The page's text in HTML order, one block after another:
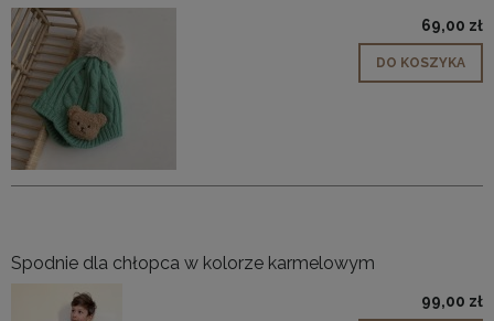
69,00 zł
DO KOSZYKA
Spodnie dla chłopca w kolorze karmelowym
99,00 zł